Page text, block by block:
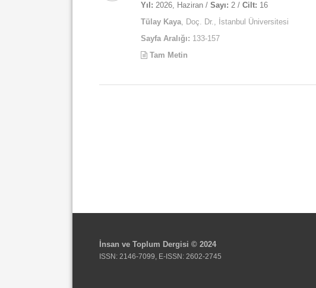
Yıl: 2026, Haziran / Sayı: 2 / Cilt: 16
Tülay Kaya, Doç. Dr., İstanbul Üniversitesi
Sayfa Aralığı: 133-157
Tam Metin
İnsan ve Toplum Dergisi © 2024
ISSN: 2146-7099, E-ISSN: 2602-2745